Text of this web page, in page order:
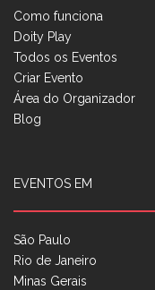
Como funciona
Doity Play
Todos os Eventos
Criar Evento
Área do Organizador
Blog
EVENTOS EM
São Paulo
Rio de Janeiro
Minas Gerais